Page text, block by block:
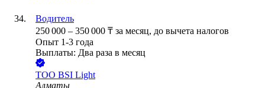
Водитель
250 000 – 350 000 ₸ за месяц, до вычета налогов
Опыт 1-3 года
Выплаты: Два раза в месяц
ТОО BSI Light
Алматы